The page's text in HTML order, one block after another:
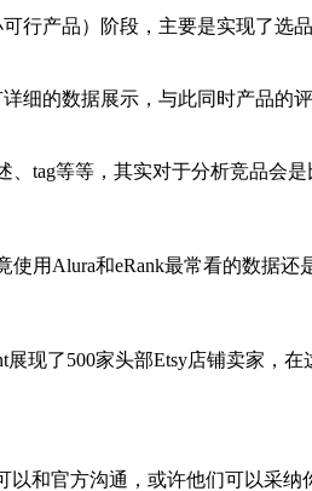
行产品）阶段，主要是实现了选
细的数据展示，与此同时产品的
tag等等，其实对于分析竞品会是
用Alura和eRank最常看的数据还
现了500家头部Etsy店铺卖家，
和官方沟通，或许他们可以采纳